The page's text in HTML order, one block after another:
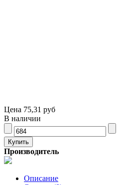
Цена 75,31 руб
В наличии
Производитель
Описание